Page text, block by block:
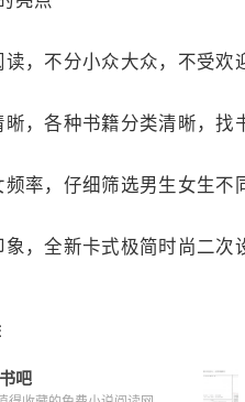
读，不分小众大众，不受欢
晰，各种书籍分类清晰，找
频率，仔细筛选男生女生不
象，全新卡式极简时尚二次
吧